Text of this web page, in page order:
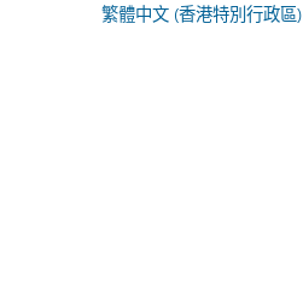
繁體中文 (香港特別行政區)